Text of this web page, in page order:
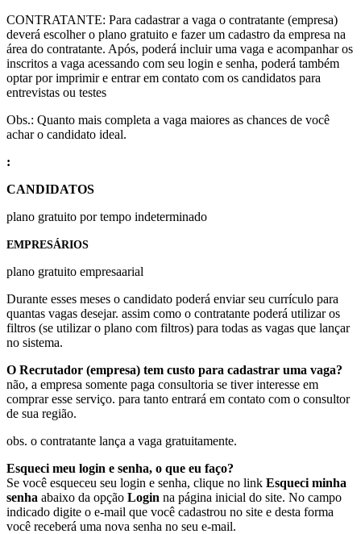
CONTRATANTE: Para cadastrar a vaga o contratante (empresa)
deverá escolher o plano gratuito e fazer um cadastro da empresa na
área do contratante. Após, poderá incluir uma vaga e acompanhar os
inscritos a vaga acessando com seu login e senha, poderá também
optar por imprimir e entrar em contato com os candidatos para
entrevistas ou testes
Obs.: Quanto mais completa a vaga maiores as chances de você
achar o candidato ideal.
:
CANDIDATOS
plano gratuito por tempo indeterminado
EMPRESÁRIOS
plano gratuito empresaarial
Durante esses meses o candidato poderá enviar seu currículo para
quantas vagas desejar. assim como o contratante poderá utilizar os
filtros (se utilizar o plano com filtros) para todas as vagas que lançar
no sistema.
O Recrutador (empresa) tem custo para cadastrar uma vaga?
não, a empresa somente paga consultoria se tiver interesse em
comprar esse serviço. para tanto entrará em contato com o consultor
de sua região.
obs. o contratante lança a vaga gratuitamente.
Esqueci meu login e senha, o que eu faço?
Se você esqueceu seu login e senha, clique no link Esqueci minha
senha abaixo da opção Login na página inicial do site. No campo
indicado digite o e-mail que você cadastrou no site e desta forma
você receberá uma nova senha no seu e-mail.